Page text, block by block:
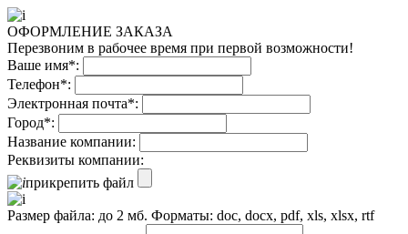
ОФОРМЛЕНИЕ ЗАКАЗА
Перезвоним в рабочее время при первой возможности!
Ваше имя*:
Телефон*:
Электронная почта*:
Город*:
Название компании:
Реквизиты компании:
прикрепить файл
Размер файла: до 2 мб. Форматы: doc, docx, pdf, xls, xlsx, rtf